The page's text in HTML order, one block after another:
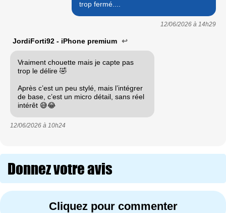
trop fermé....
12/06/2026 à 14h29
JordiForti92 - iPhone premium ↩
Vraiment chouette mais je capte pas
trop le délire 🤣
Après c’est un peu stylé, mais l’intégrer
de base, c’est un micro détail, sans réel
intérêt 😅😂
12/06/2026 à 10h24
Donnez votre avis
Cliquez pour commenter